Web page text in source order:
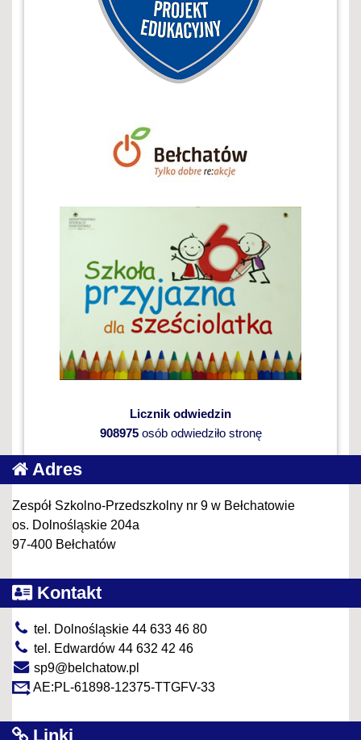
Licznik odwiedzin
908975osób odwiedziło stronę
Adres
Zespół Szkolno-Przedszkolny nr 9 w Bełchatowie
os. Dolnośląskie 204a
97-400 Bełchatów
Kontakt
tel. Dolnośląskie 44 633 46 80
tel. Edwardów 44 632 42 46
sp9@belchatow.pl
AE:PL-61898-12375-TTGFV-33
Linki